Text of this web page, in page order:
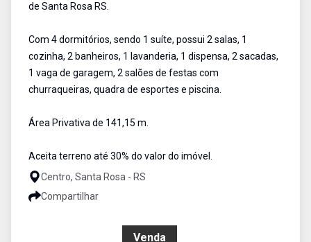
de Santa Rosa RS.
Com 4 dormitórios, sendo 1 suíte, possui 2 salas, 1
cozinha, 2 banheiros, 1 lavanderia, 1 dispensa, 2 sacadas,
1 vaga de garagem, 2 salões de festas com
churraqueiras, quadra de esportes e piscina.
Área Privativa de 141,15 m.
Aceita terreno até 30% do valor do imóvel.
Centro, Santa Rosa - RS
Compartilhar
Venda